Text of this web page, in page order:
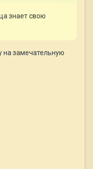
знает свою
на замечательную